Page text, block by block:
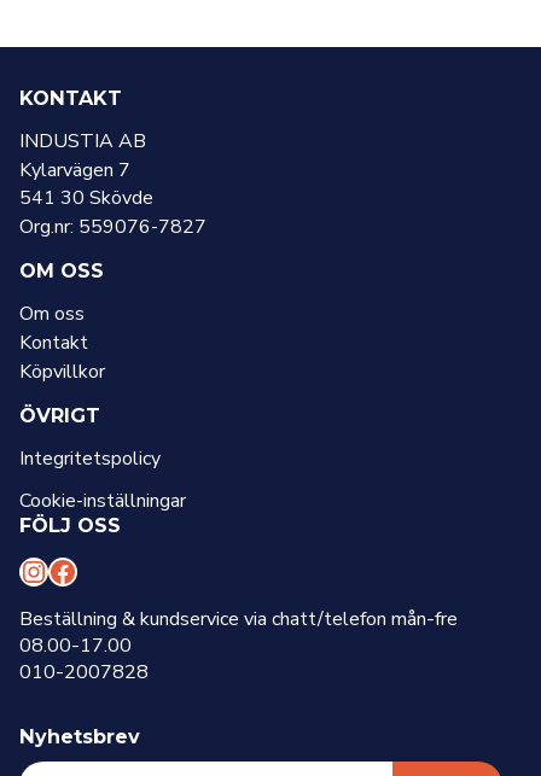
KONTAKT
INDUSTIA AB
Kylarvägen 7
541 30 Skövde
Org.nr: 559076-7827
OM OSS
Om oss
Kontakt
Köpvillkor
ÖVRIGT
Integritetspolicy
Cookie-inställningar
FÖLJ OSS
I
n
s
t
a
g
F
a
c
e
b
o
Beställning & kundservice via chatt/telefon mån-fre
08.00-17.00
010-2007828
Nyhetsbrev